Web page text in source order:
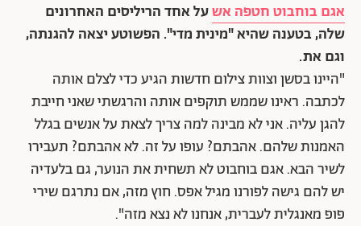
אגם בוחבוט חטפה אשעל אחד הריליסים האחרונים
שלה, בטענה שהיא "מינית מדי". הפשוטע יצאה להגנתה,
וגם את.
"היינו בסשן וצוות צילום חדשות הגיע כדי לצלם אותה
לכתבה. ראינו שממש תוקפים אותה והרגשתי שאני חייבת
להגן עליה. אני לא מבינה למה צריך לצאת על אנשים בגלל
האמנות שלהם. אהבתם? עופו על זה. לא אהבתם? תעבירו
לשיר הבא. אגם בוחבוט לא תשחית את הנוער, גם בלעדיה
יש להם גישה לפורנו מגיל אפס. חוץ מזה, אם נתרגם שירי
פופ מאנגלית לעברית, אנחנו לא נצא מזה".